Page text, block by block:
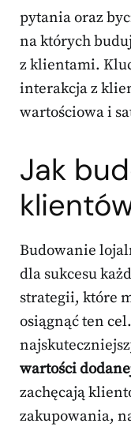
pytania oraz
na których
z klientami.
interakcja z
wartościowa i
Jak
Budowanie
dla sukcesu
strategii, które
osiągnąć ten
wartości
zachęcają
zakupowania,